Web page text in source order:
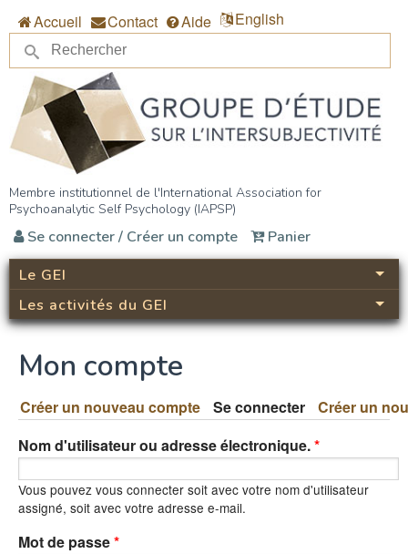
Groupe d’étude sur
l’intersubjectivité (GEI)
Membre institutionnel de l'International Association for
Psychoanalytic Self Psychology (IAPSP)
Formulaire de recherche
Accueil Contact Aide English
Se connecter / Créer un compte
Panier
Le GEI
Les activités du GEI
Mon compte
Créer un nouveau compte Se connecter (onglet actif)
Créer un
Nom d'utilisateur ou adresse électronique.*
Vous pouvez vous connecter soit avec votre nom d'utilisateur
assigné, soit avec votre adresse e-mail.
Mot de passe*